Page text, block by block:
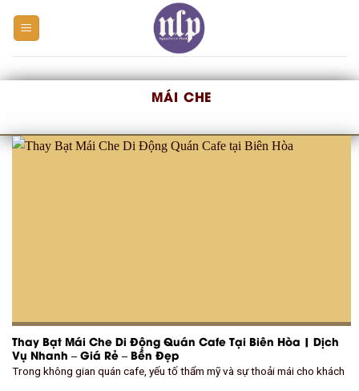
MÁI CHE
Thay Bạt Mái Che Di Động Quán Cafe Tại Biên Hòa | Dịch
Vụ Nhanh – Giá Rẻ – Bền Đẹp
Trong không gian quán cafe, yếu tố thẩm mỹ và sự thoải mái cho khách